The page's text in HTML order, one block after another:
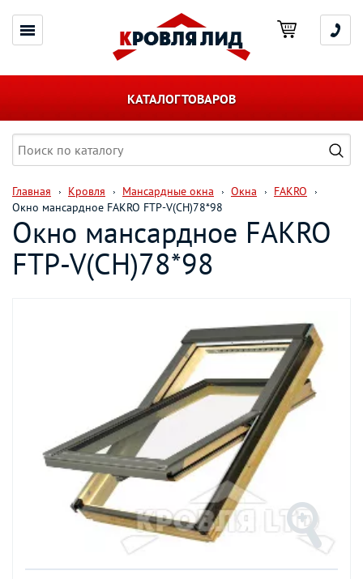
КАТАЛОГ ТОВАРОВ
Главная Кровля Мансардные окна Окна
FAKRO
Окно мансардное FAKRO FTP-V(CH)78*98
Окно мансардное FAKRO
FTP-V(CH)78*98